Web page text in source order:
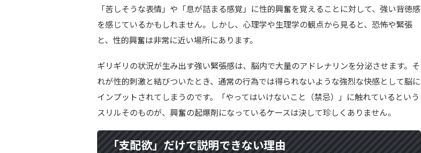
「苦しそうな表情」や「息が詰まる感覚」に性的興奮を覚えることに対して、強い背徳感
を感じているかもしれません。しかし、心理学や生理学の観点から見ると、恐怖や緊張
と、性的興奮は非常に近い場所にあります。
ギリギリの状況が生み出す強い緊張感は、脳内で大量のアドレナリンを分泌させます。そ
れが性的刺激と結びついたとき、通常の行為では得られないような強烈な快感として脳に
インプットされてしまうのです。「やってはいけないこと（禁忌）」に触れているという
スリルそのものが、興奮の起爆剤になっているケースは決して珍しくありません。
「支配欲」だけで説明できない理由